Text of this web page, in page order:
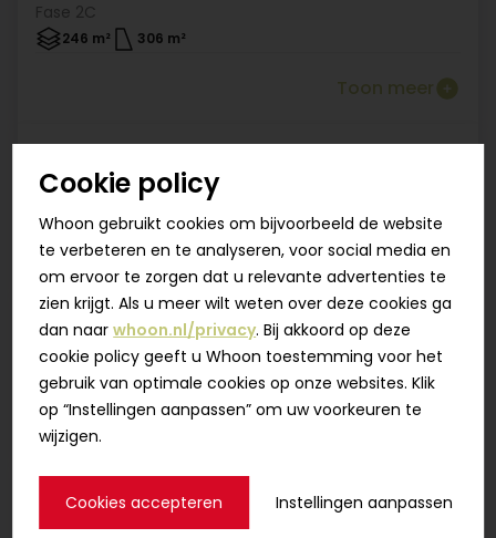
Fase 2C
246 m² 306 m²
Toon meer
Fase 2A
2 van 2 verkocht Toon meer
Verkocht
Appartement type N
Fase 2A
87 m²
2 van 2 verkocht
Appartement type O
Cookie policy
Whoon gebruikt cookies om bijvoorbeeld de website
te verbeteren en te analyseren, voor social media en
om ervoor te zorgen dat u relevante advertenties te
zien krijgt. Als u meer wilt weten over deze cookies ga
dan naarwhoon.nl/privacy. Bij akkoord op deze
cookie policy geeft u Whoon toestemming voor het
gebruik van optimale cookies op onze websites. Klik
op “Instellingen aanpassen” om uw voorkeuren te
wijzigen.
Cookies accepteren Instellingen aanpassen